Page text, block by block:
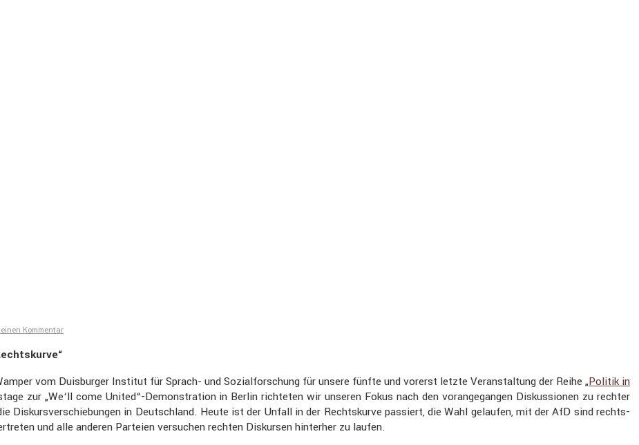
Kommentar
vom Duisburger Institut für Sprach- und Sozial­for­schung für unsere fünfte und vorerst letzte Veran­stal­tung der Reihe „Politik in
zur „We‘ll come United“-Demonstration in Berlin richteten wir unseren Fokus nach den voran­ge­gangen Diskus­sionen zu rechter
Diskurs­ver­schie­bungen in Deutsch­land. Heute ist der Unfall in der Rechts­kurve passiert, die Wahl gelaufen, mit der AfD sind rechts­
und alle anderen Parteien versu­chen rechten Diskursen hinterher zu laufen.